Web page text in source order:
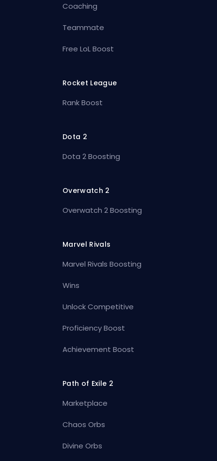
Coaching
Teammate
Free LoL Boost
Rocket League
Rank Boost
Dota 2
Dota 2 Boosting
Overwatch 2
Overwatch 2 Boosting
Marvel Rivals
Marvel Rivals Boosting
Wins
Unlock Competitive
Proficiency Boost
Achievement Boost
Path of Exile 2
Marketplace
Chaos Orbs
Divine Orbs